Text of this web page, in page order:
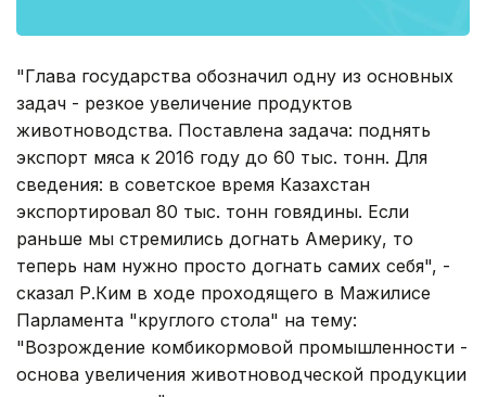
"Глава государства обозначил одну из основных
задач - резкое увеличение продуктов
животноводства. Поставлена задача: поднять
экспорт мяса к 2016 году до 60 тыс. тонн. Для
сведения: в советское время Казахстан
экспортировал 80 тыс. тонн говядины. Если
раньше мы стремились догнать Америку, то
теперь нам нужно просто догнать самих себя", -
сказал Р.Ким в ходе проходящего в Мажилисе
Парламента "круглого стола" на тему:
"Возрождение комбикормовой промышленности -
основа увеличения животноводческой продукции